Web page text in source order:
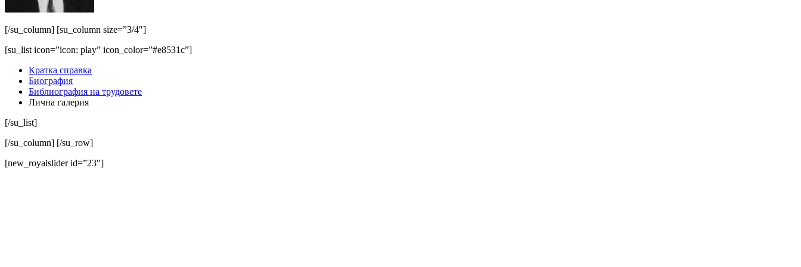
[/su_column] [su_column size=”3/4″]
[su_list icon=”icon: play” icon_color=”#e8531c”]
Кратка справка
Биография
Библиография на трудовете
Лична галерия
[/su_list]
[/su_column] [/su_row]
[new_royalslider id=”23″]